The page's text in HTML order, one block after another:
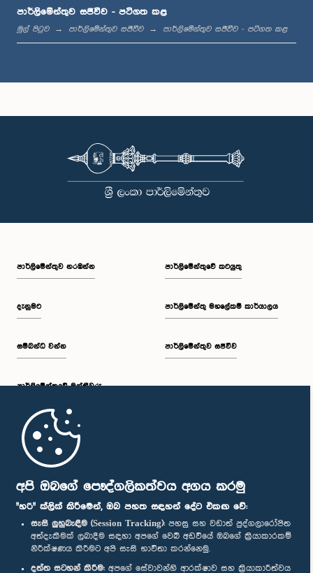
අපි ඔබගේ පෞද්ගලිකත්වය අගය කරමු
"හරි" ක්ලික් කිරීමෙන්, ඔබ පහත සඳහන් දේට එකඟ වේ:
සැසි ලුහුබැඳීම (Session Tracking): පහසු සහ වඩාත් පුද්ගලාරෝපිත
අත්දැකීමක් ලබාදීම සඳහා අපගේ වෙබ් අඩවියේ ඔබගේ ක්‍රියාකාරකම්
නිරීක්ෂණය කිරීමට අපි සැසි භාවිතා කරන්නෙමු.
දත්ත සටහන් කිරීම: අපගේ සේවාවන්හි ආරක්ෂාව සහ ක්‍රියාකාරීත්වය
පාර්ලිමේන්තුව සජීවීව - පටිගත කළ
මුල් පිටුව පාර්ලිමේන්තුව සජීවීව පාර්ලිමේන්තුව සජීවීව - පටිගත කළ
පාර්ලි‌මේන්තුව නරඹන්න
දැනුමට
සම්බන්ධ වන්න
පාර්ලි‌මේන්තුවේ මන්ත්‍රීවරු
මුල් පිටුව
පාර්ලිමේන්තුවේ කටයුතු
පාර්ලිමේන්තු මහලේකම් කාර්යාලය
පාර්ලිමේන්තුව සජීවීව
පාර්ලිමේන්තු ජංගම යෙදුම
අප හා සම්බන්ධ වී සිටින්න :